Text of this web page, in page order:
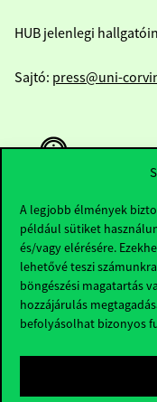
A legjobb élmények
például sütiket
és/vagy elérésére.
lehetővé teszi
böngészési magatartás
hozzájárulás
befolyásolhat bizonyos
HUB jelenlegi
Sajtó: press@uni-
Hasznos linkek
Nyitvatartás